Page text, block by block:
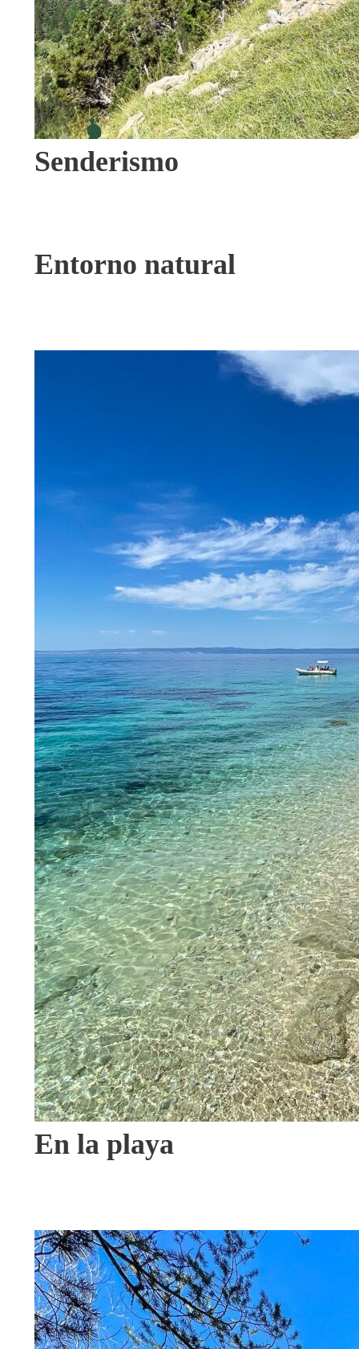
Senderismo
Entorno natural
En la playa